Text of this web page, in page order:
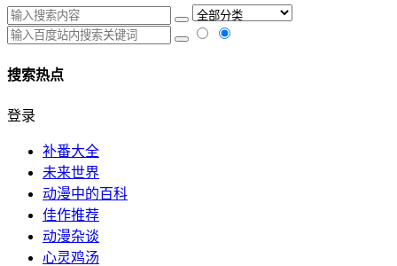
搜索热点
登录
补番大全
未来世界
动漫中的百科
佳作推荐
动漫杂谈
心灵鸡汤